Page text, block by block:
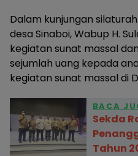
Dalam kunjungan
desa Sinaboi, Wabup H.
kegiatan sunat massal
sejumlah uang kepada
kegiatan sunat massal di
BACA
Sekda
Tahun